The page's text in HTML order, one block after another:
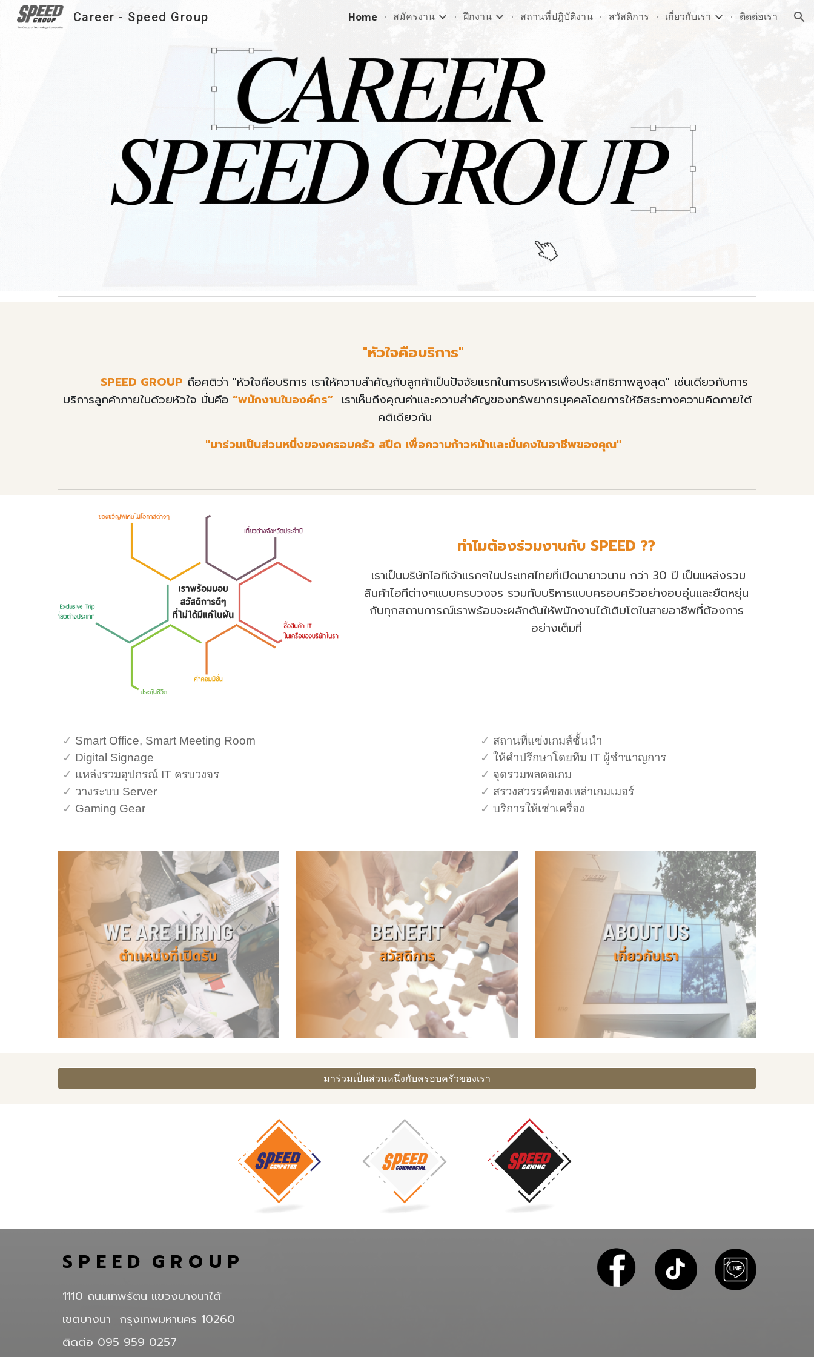
Skip to navigation
Career - Speed Group Home สมัครงาน ฝึกงาน สถานที่ปฎิบัติงาน สวัสดิการ เกี่ยวกับเรา ติดต่อเรา
"หัวใจคือบริการ"
SPEED GROUP ถือคติว่า "หัวใจคือบริการ เราให้ความสำคัญกับลูกค้าเป็นปัจจัยแรกในการบริหารเพื่อประสิทธิภาพสูงสุด" เช่นเดียวกับการ
บริการลูกค้าภายในด้วยหัวใจ นั่นคือ “พนักงานในองค์กร” เราเห็นถึงคุณค่าและความสำคัญของทรัพยากรบุคคลโดยการให้อิสระทางความคิดภายใต้
คติเดียวกัน
"มาร่วมเป็นส่วนหนึงของครอบครัว สปีด เพื่อความก้าวหน้าและมั่นคงในอาชีพของคุณ"
ทำไมต้องร่วมงานกับ SPEED ??
เราเป็นบริษัทไอทีเจ้าแรกๆในประเทศไทยที่เปิดมายาวนาน กว่า30 ปี เป็นแหล่งรวม
สินค้าไอทีต่างๆแบบครบวงจร รวมกับบริหารแบบครอบครัวอย่างอบอุ่นและยืดหยุ่น
กับทุกสถานการณเราพร้อมจะผลักดันให้พนักงานได้เติบโตในสายอาชีพที่ต้องการ
อย่างเต็มที่
✓ Smart Office, Smart Meeting Room
✓ Digital Signage
✓ แหล่งรวมอุปกรณ์ IT ครบวงจร
✓ วางระบบ Server
✓ Gaming Gear
✓ สถานที่แข่งเกมส์ชั้นนำ
✓ให้คำปรึกษาโดยทีม IT ผู้ชำนาญการ
✓ จุดรวมพลคอเกม
✓ สรวงสวรรค์ของเหล่าเกมเมอร์
✓บริการให้เช่าเครื่อง
มาร่วมเป็นส่วนหนึ่งกับครอบครัวของเรา
S P E E D G R O U P
1110 ถนนเทพรัตน แขวงบางนาใต้
เขตบางนา กรุงเทพมหานคร 10260
ติดต่อ 095 959 0257